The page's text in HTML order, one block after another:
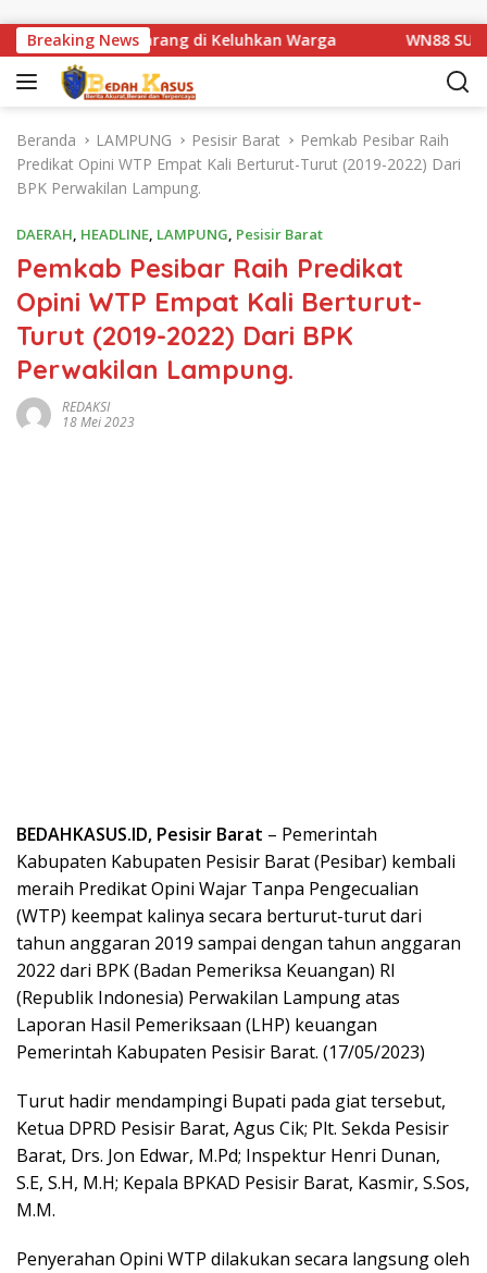
Breaking News
Km 1 Basarang di Keluhkan Warga WN88 SUB
Beranda LAMPUNG Pesisir Barat
Pemkab Pesibar Raih
Predikat Opini WTP Empat Kali Berturut-Turut (2019-2022) Dari
BPK Perwakilan Lampung.
DAERAH, HEADLINE, LAMPUNG, Pesisir Barat
Pemkab Pesibar Raih Predikat
Opini WTP Empat Kali Berturut-
Turut (2019-2022) Dari BPK
Perwakilan Lampung.
REDAKSI
18 Mei 2023
BEDAHKASUS.ID, Pesisir Barat – Pemerintah
Kabupaten Kabupaten Pesisir Barat (Pesibar) kembali
meraih Predikat Opini Wajar Tanpa Pengecualian
(WTP) keempat kalinya secara berturut-turut dari
tahun anggaran 2019 sampai dengan tahun anggaran
2022 dari BPK (Badan Pemeriksa Keuangan) RI
(Republik Indonesia) Perwakilan Lampung atas
Laporan Hasil Pemeriksaan (LHP) keuangan
Pemerintah Kabupaten Pesisir Barat. (17/05/2023)
Turut hadir mendampingi Bupati pada giat tersebut,
Ketua DPRD Pesisir Barat, Agus Cik; Plt. Sekda Pesisir
Barat, Drs. Jon Edwar, M.Pd; Inspektur Henri Dunan,
S.E, S.H, M.H; Kepala BPKAD Pesisir Barat, Kasmir, S.Sos,
M.M.
Penyerahan Opini WTP dilakukan secara langsung oleh